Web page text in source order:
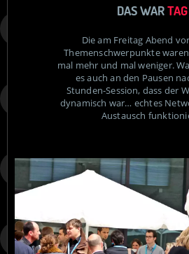
DAS WAR
Die am Freitag Abend
Themenschwerpunkte
mal mehr und mal weniger.
es auch an den Pausen
Stunden-Session, dass der
dynamisch war… echtes
Austausch